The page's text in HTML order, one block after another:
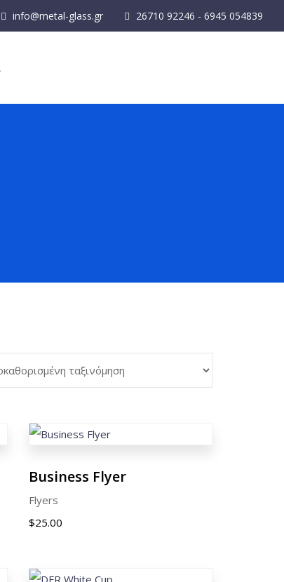
26710 92246 - 6945 054839
info@metal-glass.gr
Business Flyer
Flyers
$25.00